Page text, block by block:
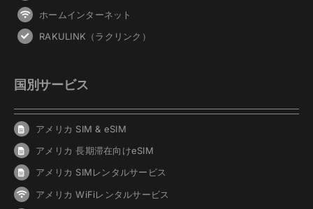
ホームインターネット
RAKULINK（ラクリンク）
国別サービス
アメリカ SIM & eSIM
アメリカ 長期滞在向けeSIM
アメリカ SIMレンタルサービス
アメリカ WiFiレンタルサービス